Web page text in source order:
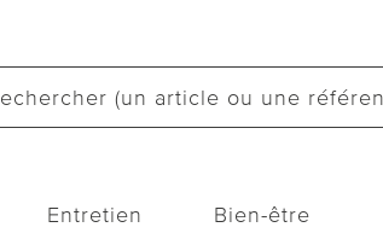
Entretien Bien-être